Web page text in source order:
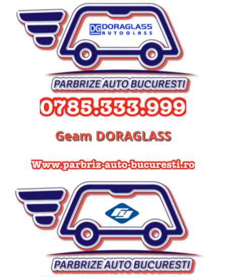
Geam DORAGLASS